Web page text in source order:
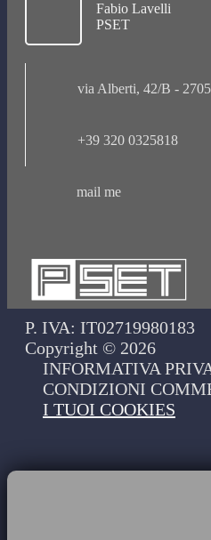
Fabio Lavelli
PSET
via Alberti, 42/B -
+39 320 0325818
mail me
P. IVA: IT02719980183
Copyright © 2026
INFORMATIVA
CONDIZIONI
I TUOI COOKIES